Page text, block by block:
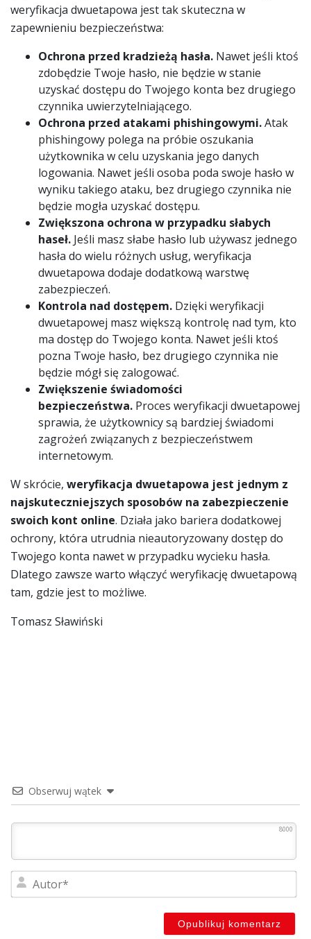
weryfikacja dwuetapowa jest tak skuteczna w
zapewnieniu bezpieczeństwa:
Ochrona przed kradzieżą hasła. Nawet jeśli ktoś
zdobędzie Twoje hasło, nie będzie w stanie
uzyskać dostępu do Twojego konta bez drugiego
czynnika uwierzytelniającego.
Ochrona przed atakami phishingowymi.Atak
phishingowy polega na próbie oszukania
użytkownika w celu uzyskania jego danych
logowania. Nawet jeśli osoba poda swoje hasło w
wyniku takiego ataku, bez drugiego czynnika nie
będzie mogła uzyskać dostępu.
Zwiększona ochrona w przypadku słabych
haseł. Jeśli masz słabe hasło lub używasz jednego
hasła do wielu różnych usług, weryfikacja
dwuetapowa dodaje dodatkową warstwę
zabezpieczeń.
Kontrola nad dostępem. Dzięki weryfikacji
dwuetapowej masz większą kontrolę nad tym, kto
ma dostęp do Twojego konta. Nawet jeśli ktoś
pozna Twoje hasło, bez drugiego czynnika nie
będzie mógł się zalogować.
Zwiększenie świadomości
bezpieczeństwa. Proces weryfikacji dwuetapowej
sprawia, że użytkownicy są bardziej świadomi
zagrożeń związanych z bezpieczeństwem
internetowym.
W skrócie, weryfikacja dwuetapowa jest jednym z
najskuteczniejszych sposobów na zabezpieczenie
swoich kont online. Działa jako bariera dodatkowej
ochrony, która utrudnia nieautoryzowany dostęp do
Twojego konta nawet w przypadku wycieku hasła.
Dlatego zawsze warto włączyć weryfikację dwuetapową
tam, gdzie jest to możliwe.
Tomasz Sławiński
Obserwuj wątek
8000